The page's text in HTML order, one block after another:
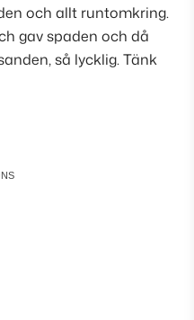
och allt runtomkring.
gav spaden och då
så lycklig. Tänk